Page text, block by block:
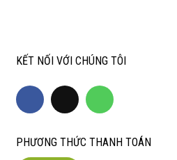
KẾT NỐI VỚI CHÚNG TÔI
PHƯƠNG THỨC THANH TOÁN